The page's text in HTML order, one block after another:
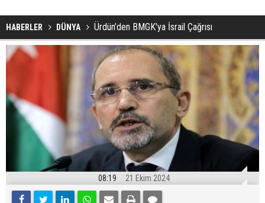
HABERLER DÜNYA Ürdün’den BMGK'ya İsrail Çağrısı
08:19 21 Ekim 2024